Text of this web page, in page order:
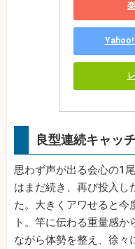
Yahoo!
良型連続キャッ
思わず声が出る会心の1
はまだ続き、再び投入し
た。大きくアワせると今
ト。竿に伝わる重量感
ながら体勢を整え、徐々